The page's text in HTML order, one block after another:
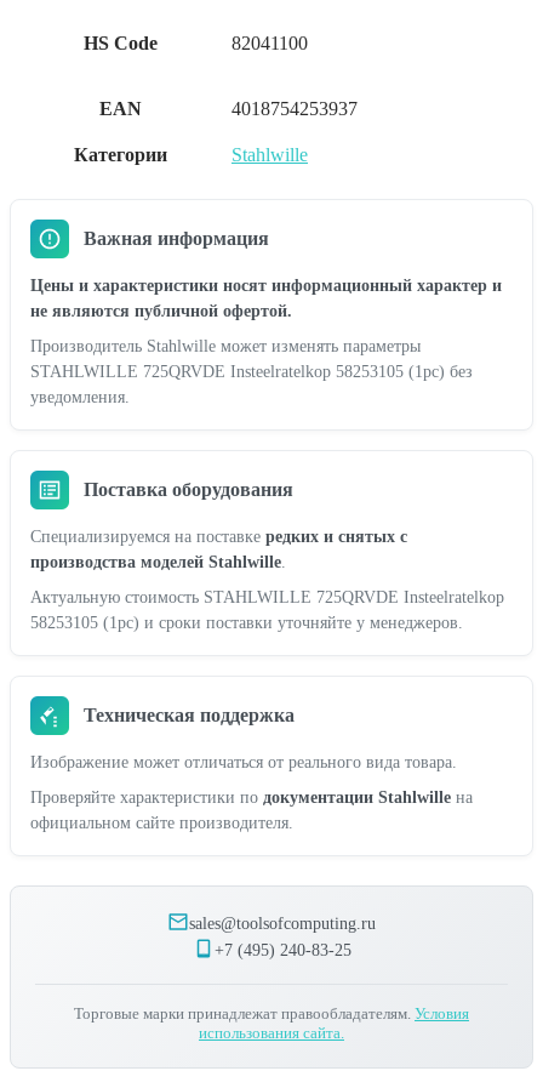
HS Code 82041100
EAN 4018754253937
Категории Stahlwille
Важная информация
Цены и характеристики носят информационный характер и
не являются публичной офертой.
Производитель Stahlwille может изменять параметры
STAHLWILLE 725QRVDE Insteelratelkop 58253105 (1pc) без
уведомления.
Поставка оборудования
Специализируемся на поставке редких и снятых с
производства моделей Stahlwille
Актуальную стоимость STAHLWILLE 725QRVDE Insteelratelkop
58253105 (1pc) и сроки поставки уточняйте у менеджеров.
Техническая поддержка
Изображение может отличаться от реального вида товара.
Проверяйте характеристики по документации Stahlwille на
официальном сайте производителя.
sales@toolsofcomputing.ru
+7 (495) 240-83-25
Торговые марки принадлежат правообладателям. Условия
использования сайта.